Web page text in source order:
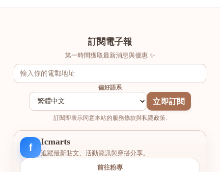
訂閱電子報
第一時間獲取最新消息與優惠 ✨
偏好語系
立即訂閱
訂閱即表示同意本站的服務條款與私隱政策.
f
Icmarts
追蹤最新貼文、活動資訊與穿搭分享。
前往粉專